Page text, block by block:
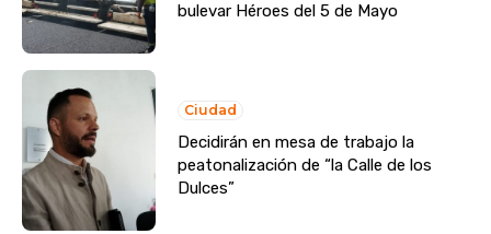
bulevar Héroes del 5 de Mayo
Ciudad
Decidirán en mesa de trabajo la
peatonalización de “la Calle de los
Dulces”